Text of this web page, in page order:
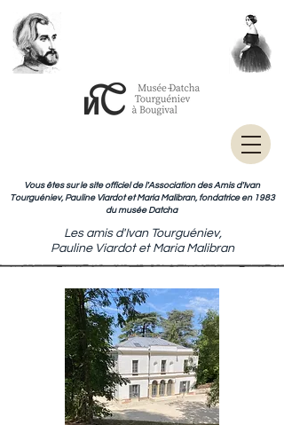
Vous êtes sur le site officiel de l'Association des Amis d'Ivan
Tourguéniev, Pauline Viardot et Maria Malibran, fondatrice en 1983
du musée Datcha
Les amis d'Ivan Tourguéniev,
Pauline Viardot et Maria Malibran